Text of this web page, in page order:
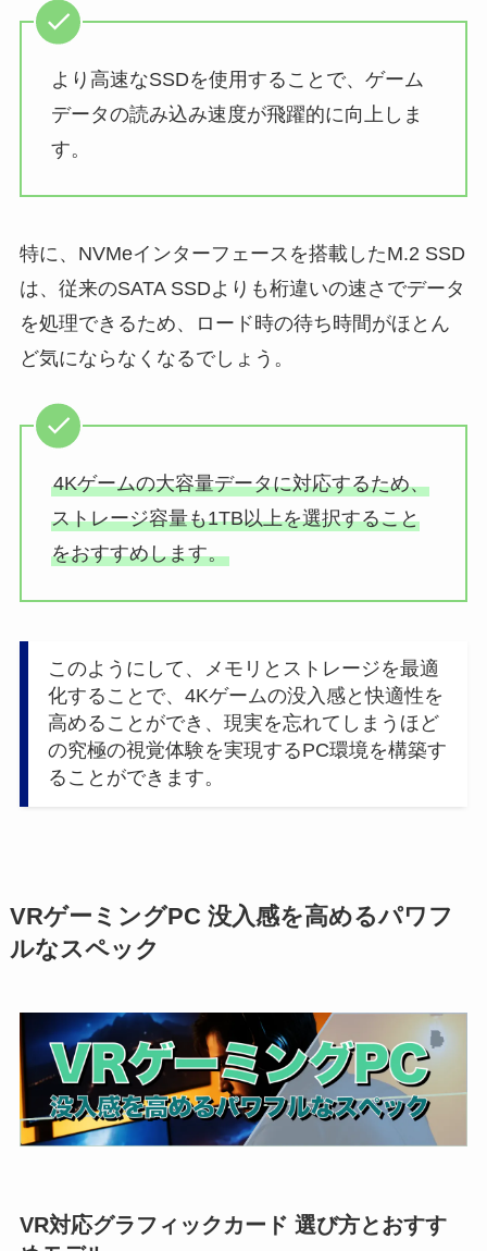
より高速なSSDを使用することで、ゲーム
データの読み込み速度が飛躍的に向上しま
す。
特に、NVMeインターフェースを搭載したM.2 SSD
は、従来のSATA SSDよりも桁違いの速さでデータ
を処理できるため、ロード時の待ち時間がほとん
ど気にならなくなるでしょう。
4Kゲームの大容量データに対応するため、
ストレージ容量も1TB以上を選択すること
をおすすめします。
このようにして、メモリとストレージを最適
化することで、4Kゲームの没入感と快適性を
高めることができ、現実を忘れてしまうほど
の究極の視覚体験を実現するPC環境を構築す
ることができます。
VRゲーミングPC 没入感を高めるパワフ
ルなスペック
VR対応グラフィックカード 選び方とおすす